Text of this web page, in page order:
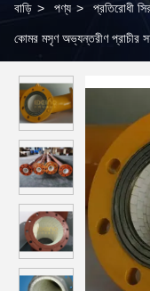
বাড়ি > পণ্য > প্রতিরোধী
কোমর মসৃণ অভ্যন্তরীণ প্রাচীর